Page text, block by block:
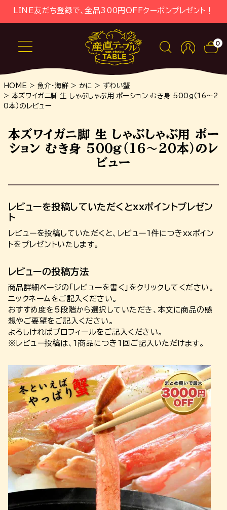
LINE友だち登録で、全品300円OFFクーポンプレゼント！
0
HOME 魚介・海鮮 かに
ずわい蟹
本ズワイガニ脚 生 しゃぶしゃぶ用 ポーション むき身 500g（16～2
0本）のレビュー
本ズワイガニ脚 生 しゃぶしゃぶ用 ポー
ション むき身 500g（16～20本）のレ
ビュー
レビューを投稿していただくとxxポイントプレゼン
ト
レビューを投稿していただくと、レビュー1件につきxxポイン
トをプレゼントいたします。
レビューの投稿方法
商品詳細ページの「レビューを書く」をクリックしてください。
ニックネームをご記入ください。
おすすめ度を5段階から選択していただき、本文に商品の感
想やご要望をご記入ください。
よろしければプロフィールをご記入ください。
※レビュー投稿は、1商品につき1回ご記入いただけます。